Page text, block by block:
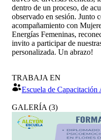
dentro de un proceso, de
observado en sesión. Junto
acompañamiento con
Energías Femeninas,
invito a participar de
personalizada. Un abrazo!
TRABAJA EN
Escuela de Capacitación
GALERÍA (3)